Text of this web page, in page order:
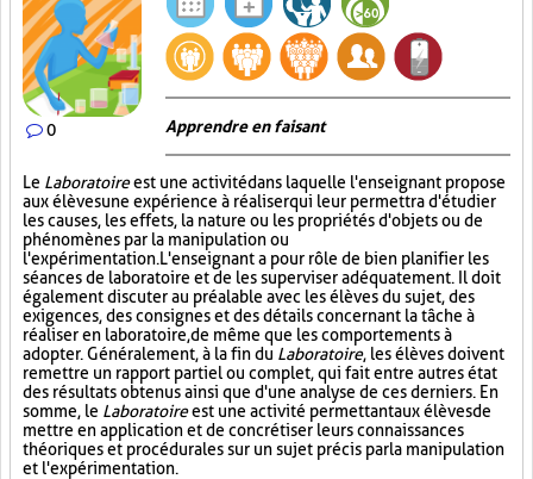
0 Apprendre en faisant
Le Laboratoireest une activité dans laquelle l'enseignant propose
aux élèves une expérience à réaliser qui leur permettra d'étudier
les causes, les effets, la nature ou les propriétés d'objets ou de
phénomènes par la manipulation ou
l'expérimentation. L'enseignant a pour rôle de bien planifier les
séances de laboratoire et de les superviser adéquatement. Il doit
également discuter au préalable avec les élèves du sujet, des
exigences, des consignes et des détails concernant la tâche à
réaliser en laboratoire, de même que les comportements à
adopter. Généralement, à la fin du Laboratoire, les élèves doivent
remettre un rapport partiel ou complet, qui fait entre autres état
des résultats obtenus ainsi que d'une analyse de ces derniers. En
somme, le Laboratoireest une activité permettant aux élèves de
mettre en application et de concrétiser leurs connaissances
théoriques et procédurales sur un sujet précis par la manipulation
et l'expérimentation.